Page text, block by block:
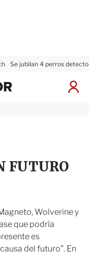
Se jubilan 4 perros
I
x
FUTURO
Wolverine y
que podría
es
del futuro”. En